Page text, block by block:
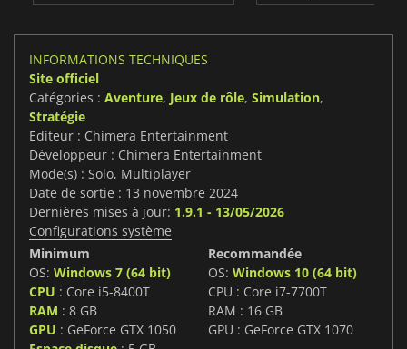
INFORMATIONS TECHNIQUES
Site officiel
Catégories : Aventure, Jeux de rôle, Simulation,
Stratégie
Editeur : Chimera Entertainment
Développeur : Chimera Entertainment
Mode(s) : Solo, Multiplayer
Date de sortie : 13 novembre 2024
Dernières mises à jour: 1.9.1 - 13/05/2026
Configurations système
Minimum
OS: Windows 7 (64 bit)
CPU : Core i5-8400T
RAM : 8 GB
GPU : GeForce GTX 1050
Recommandée
OS: Windows 10 (64 bit)
CPU : Core i7-7700T
RAM : 16 GB
GPU : GeForce GTX 1070